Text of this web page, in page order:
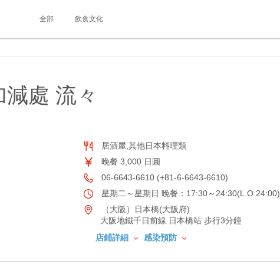
全部 飲食文化
處 流々
居酒屋,其他日本料理類
晚餐 3,000 日圓
06-6643-6610 (+81-6-6643-6610)
星期二～星期日 晚餐：17:30～24:30(L.O.24:00)
（大阪）日本橋(大阪府)
大阪地鐵千日前線 日本橋站 步行3分鐘
店鋪詳細
感染預防